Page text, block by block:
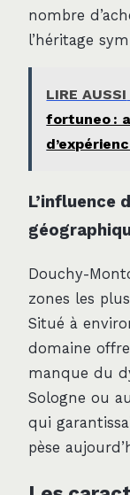
nombre
l’héritage
LIRE AUSSI
fortuneo :
L’influence
Douchy-
zones les
Situé à
domaine
manque du
Sologne ou
qui
pèse